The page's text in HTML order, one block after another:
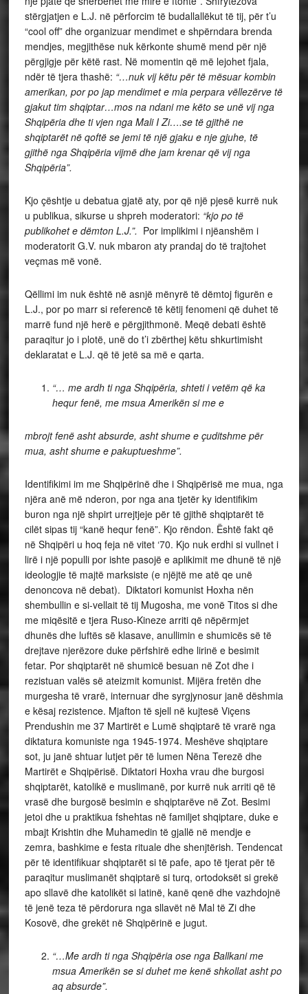
stërgjatjen e L.J. në përforcim të budallallëkut të tij, për t’u
“cool off” dhe organizuar mendimet e shpërndara brenda
mendjes, megjithëse nuk kërkonte shumë mend për një
përgjigje për këtë rast. Në momentin që më lejohet fjala,
ndër të tjera thashë: “…nuk vij këtu për të mësuar kombin
amerikan, por po jap mendimet e mia perpara vëllezërve të
gjakut tim shqiptar…mos na ndani me këto se unë vij nga
Shqipëria dhe ti vjen nga Mali I Zi….se të gjithë ne
shqiptarët në qoftë se jemi të një gjaku e nje gjuhe, të
gjithë nga Shqipëria vijmë dhe jam krenar që vij nga
Shqipëria”.
Kjo çështje u debatua gjatë aty, por që një pjesë kurrë nuk
u publikua, sikurse u shpreh moderatori: “kjo po të
publikohet e dëmton L.J.”. Por implikimi i njëanshëm i
moderatorit G.V. nuk mbaron aty prandaj do të trajtohet
veçmas më vonë.
Qëllimi im nuk është në asnjë mënyrë të dëmtoj figurën e
L.J., por po marr si referencë të këtij fenomeni që duhet të
marrë fund një herë e përgjithmonë. Meqë debati është
paraqitur jo i plotë, unë do t’i zbërthej këtu shkurtimisht
deklaratat e L.J. që të jetë sa më e qarta.
“… me ardh ti nga Shqipëria, shteti i vetëm që ka
hequr fenë, me msua Amerikën si me e
mbrojt fenë asht absurde, asht shume e çuditshme për
mua, asht shume e pakuptueshme”.
Identifikimi im me Shqipërinë dhe i Shqipërisë me mua, nga
njëra anë më nderon, por nga ana tjetër ky identifikim
buron nga një shpirt urrejtjeje për të gjithë shqiptarët të
cilët sipas tij “kanë hequr fenë”. Kjo rëndon. Është fakt që
në Shqipëri u hoq feja në vitet ‘70. Kjo nuk erdhi si vullnet i
lirë i një populli por ishte pasojë e aplikimit me dhunë të një
ideologjie të majtë marksiste (e njëjtë me atë qe unë
denoncova në debat). Diktatori komunist Hoxha nën
shembullin e si-vellait të tij Mugosha, me vonë Titos si dhe
me miqësitë e tjera Ruso-Kineze arriti që nëpërmjet
dhunës dhe luftës së klasave, anullimin e shumicës së të
drejtave njerëzore duke përfshirë edhe lirinë e besimit
fetar. Por shqiptarët në shumicë besuan në Zot dhe i
rezistuan valës së ateizmit komunist. Mijëra fretën dhe
murgesha të vrarë, internuar dhe syrgjynosur janë dëshmia
e kësaj rezistence. Mjafton të sjell në kujtesë Viçens
Prendushin me 37 Martirët e Lumë shqiptarë të vrarë nga
diktatura komuniste nga 1945-1974. Meshëve shqiptare
sot, ju janë shtuar lutjet për të lumen Nëna Terezë dhe
Martirët e Shqipërisë. Diktatori Hoxha vrau dhe burgosi
shqiptarët, katolikë e muslimanë, por kurrë nuk arriti që të
vrasë dhe burgosë besimin e shqiptarëve në Zot. Besimi
jetoi dhe u praktikua fshehtas në familjet shqiptare, duke e
mbajt Krishtin dhe Muhamedin të gjallë në mendje e
zemra, bashkime e festa rituale dhe shenjtërish. Tendencat
për të identifikuar shqiptarët si të pafe, apo të tjerat për të
paraqitur muslimanët shqiptarë si turq, ortodoksët si grekë
apo sllavë dhe katolikët si latinë, kanë qenë dhe vazhdojnë
të jenë teza të përdorura nga sllavët në Mal të Zi dhe
Kosovë, dhe grekët në Shqipërinë e jugut.
“…Me ardh ti nga Shqipëria ose nga Ballkani me
msua Amerikën se si duhet me kenë shkollat asht po
aq absurde”.